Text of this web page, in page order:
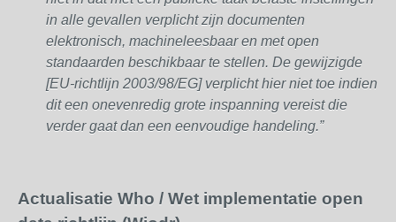
in alle gevallen verplicht zijn documenten
elektronisch, machineleesbaar en met open
standaarden beschikbaar te stellen. De gewijzigde
[EU-richtlijn 2003/98/EG] verplicht hier niet toe indien
dit een onevenredig grote inspanning vereist die
verder gaat dan een eenvoudige handeling.”
Actualisatie Who / Wet implementatie open